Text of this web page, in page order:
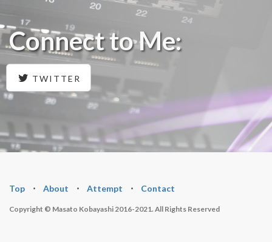
Connect to Me:
TWITTER
Top ⋅ About ⋅ Attempt ⋅ Contact
Copyright © Masato Kobayashi 2016-2021. All Rights Reserved